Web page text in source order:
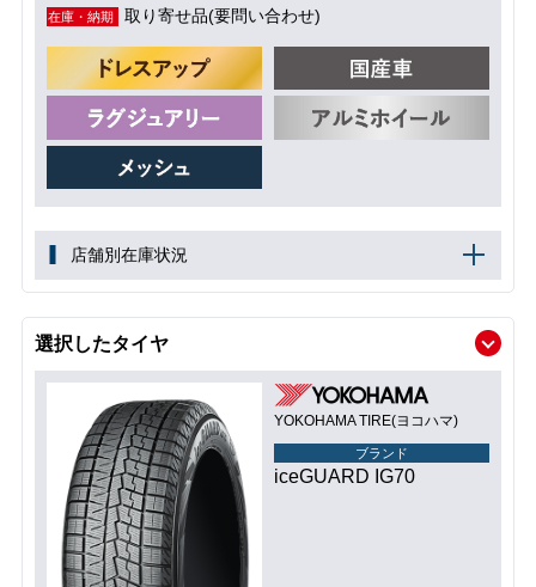
在庫・納期 取り寄せ品(要問い合わせ)
店舗別在庫状況
選択したタイヤ
YOKOHAMA TIRE(ヨコハマ)
ブランド
iceGUARD IG70